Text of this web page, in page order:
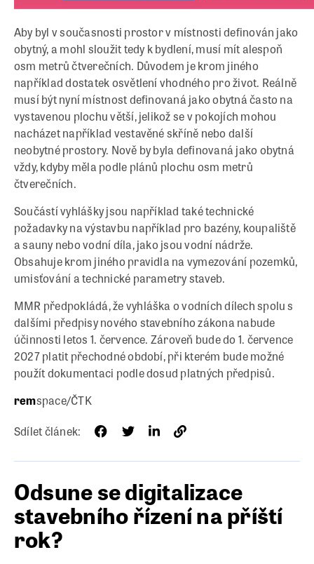
Aby byl v současnosti prostor v místnosti definován jako
obytný, a mohl sloužit tedy k bydlení, musí mít alespoň
osm metrů čtverečních. Důvodem je krom jiného
například dostatek osvětlení vhodného pro život. Reálně
musí být nyní místnost definovaná jako obytná často na
vystavenou plochu větší, jelikož se v pokojích mohou
nacházet například vestavěné skříně nebo další
neobytné prostory. Nově by byla definovaná jako obytná
vždy, kdyby měla podle plánů plochu osm metrů
čtverečních.
Součástí vyhlášky jsou například také technické
požadavky na výstavbu například pro bazény, koupaliště
a sauny nebo vodní díla, jako jsou vodní nádrže.
Obsahuje krom jiného pravidla na vymezování pozemků,
umisťování a technické parametry staveb.
MMR předpokládá, že vyhláška o vodních dílech spolu s
dalšími předpisy nového stavebního zákona nabude
účinnosti letos 1. července. Zároveň bude do 1. července
2027 platit přechodné období, při kterém bude možné
použít dokumentaci podle dosud platných předpisů.
remspace/ČTK
Sdílet článek:
Odsune se digitalizace
stavebního řízení na příští
rok?